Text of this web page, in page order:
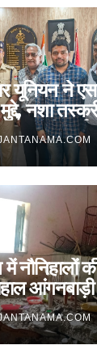
यूनियन ने
नशा
पर की
नौनिहालों
आंगनबाड़ी